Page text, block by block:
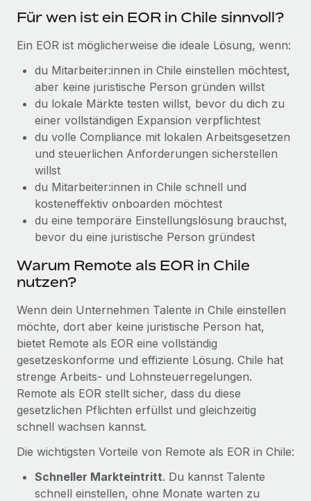
Gründung von Niederlassungen
Niederlassungen
Mobilität und Relocation
Mühelose Relocation von Mitarbeiter:innen
Benefits
Mühelose Verwaltung von Benefits
Strategische Partnerschaft zwischen
Management und Payroll
Reverse Tech auf einen Blick Das Gesundheits- und
Wellness-Startup Reverse Tech hat das globale...
Mehr erfahren
BLOG
Neues zu Remote-Produkten: Integration mit
Gusto und Zero und Contractor Management
Plus
Auch im neuen Jahr wollen wir bei Remote Unternehmen
aller Größen dabei unterstützen, die beste...
Mehr erfahren
Wie Phiture 55 Mitarbeiter:innen in 19 Ländern
Wachstumsberatung für mobile Apps. Das...
Mehr erfahren
Für wen ist ein EOR in Chile sinnvoll?
Ein EOR ist möglicherweise die ideale Lösung, wenn:
du Mitarbeiter:innen in Chile einstellen möchtest,
aber keine juristische Person gründen willst
du lokale Märkte testen willst, bevor du dich zu
einer vollständigen Expansion verpflichtest
du volle Compliance mit lokalen Arbeitsgesetzen
und steuerlichen Anforderungen sicherstellen
willst
du Mitarbeiter:innen in Chile schnell und
kosteneffektiv onboarden möchtest
du eine temporäre Einstellungslösung brauchst,
bevor du eine juristische Person gründest
Warum Remote als EOR in Chile
nutzen?
Wenn dein Unternehmen Talente in Chile einstellen
möchte, dort aber keine juristische Person hat,
bietet Remote als EOR eine vollständig
gesetzeskonforme und effiziente Lösung. Chile hat
strenge Arbeits- und Lohnsteuerregelungen.
Remote als EOR stellt sicher, dass du diese
gesetzlichen Pflichten erfüllst und gleichzeitig
schnell wachsen kannst.
Die wichtigsten Vorteile von Remote als EOR in Chile:
Schneller Markteintritt. Du kannst Talente
schnell einstellen, ohne Monate warten zu